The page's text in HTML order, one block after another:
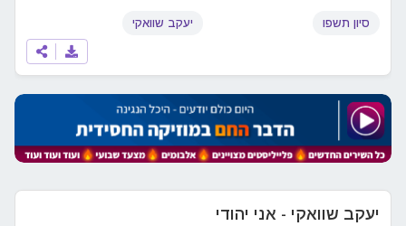
סיון תשפו יעקב שוואקי
יעקב שוואקי - אני יהודי